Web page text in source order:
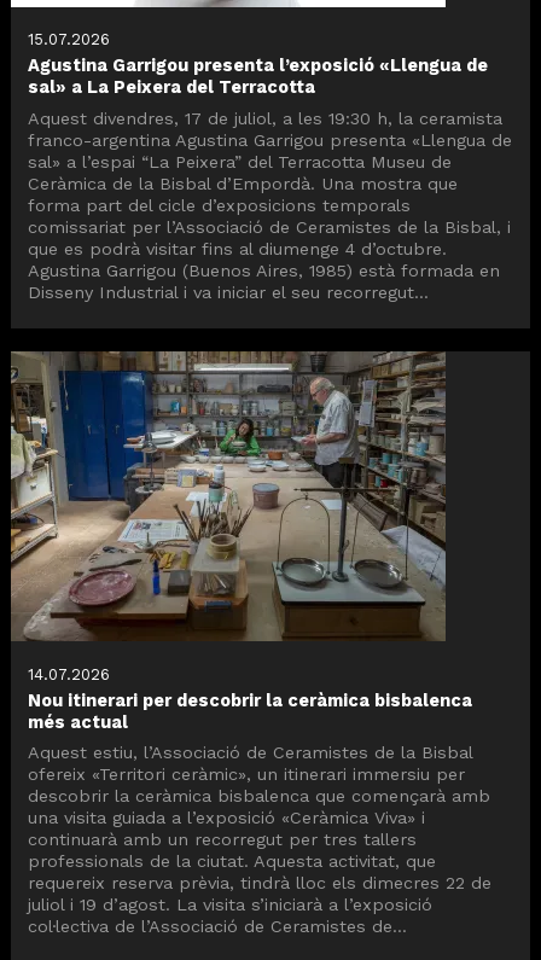
15.07.2026
Agustina Garrigou presenta l’exposició «Llengua de
sal» a La Peixera del Terracotta
Aquest divendres, 17 de juliol, a les 19:30 h, la ceramista
franco-argentina Agustina Garrigou presenta «Llengua de
sal» a l’espai “La Peixera” del Terracotta Museu de
Ceràmica de la Bisbal d’Empordà. Una mostra que
forma part del cicle d’exposicions temporals
comissariat per l’Associació de Ceramistes de la Bisbal, i
que es podrà visitar fins al diumenge 4 d’octubre.
Agustina Garrigou (Buenos Aires, 1985) està formada en
Disseny Industrial i va iniciar el seu recorregut...
14.07.2026
Nou itinerari per descobrir la ceràmica bisbalenca
més actual
Aquest estiu, l’Associació de Ceramistes de la Bisbal
ofereix «Territori ceràmic», un itinerari immersiu per
descobrir la ceràmica bisbalenca que començarà amb
una visita guiada a l’exposició «Ceràmica Viva» i
continuarà amb un recorregut per tres tallers
professionals de la ciutat. Aquesta activitat, que
requereix reserva prèvia, tindrà lloc els dimecres 22 de
juliol i 19 d’agost. La visita s’iniciarà a l’exposició
col·lectiva de l’Associació de Ceramistes de...